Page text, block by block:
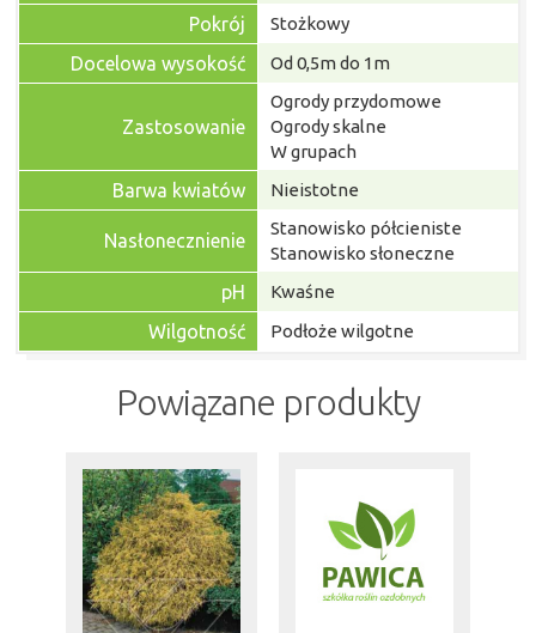
Pokrój Stożkowy
Docelowa wysokość Od 0,5m do 1m
Zastosowanie
Ogrody przydomowe
Ogrody skalne
W grupach
Barwa kwiatów Nieistotne
Nasłonecznienie
Stanowisko półcieniste
Stanowisko słoneczne
pH Kwaśne
Wilgotność Podłoże wilgotne
Powiązane produkty